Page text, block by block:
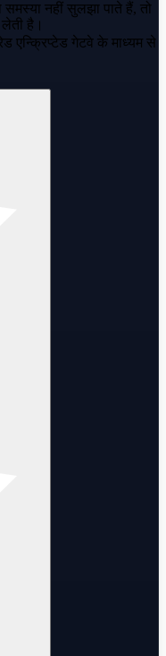
नहीं सुलझा पाते हैं, तो
लेती है।
एन्क्रिप्टेड गेटवे के माध्यम से